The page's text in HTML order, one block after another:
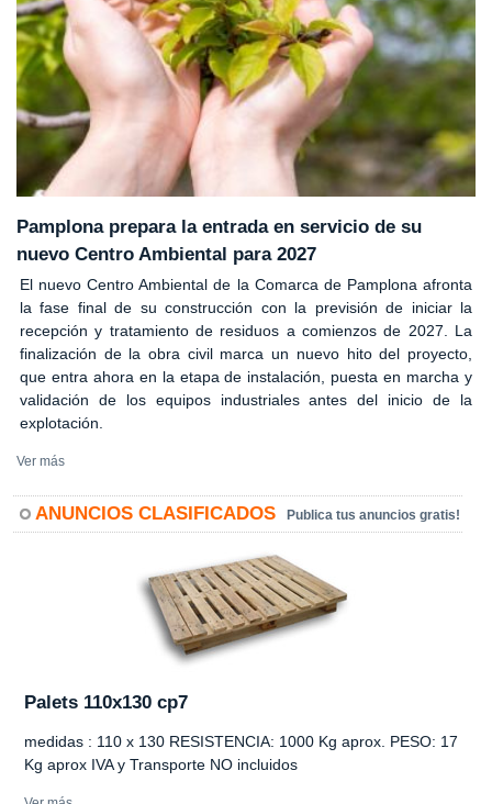
Pamplona prepara la entrada en servicio de su
nuevo Centro Ambiental para 2027
El nuevo Centro Ambiental de la Comarca de Pamplona afronta
la fase final de su construcción con la previsión de iniciar la
recepción y tratamiento de residuos a comienzos de 2027. La
finalización de la obra civil marca un nuevo hito del proyecto,
que entra ahora en la etapa de instalación, puesta en marcha y
validación de los equipos industriales antes del inicio de la
explotación.
Ver más
ANUNCIOS CLASIFICADOS Publica tus anuncios gratis!
Palets 110x130 cp7
medidas : 110 x 130 RESISTENCIA: 1000 Kg aprox. PESO: 17
Kg aprox IVA y Transporte NO incluidos